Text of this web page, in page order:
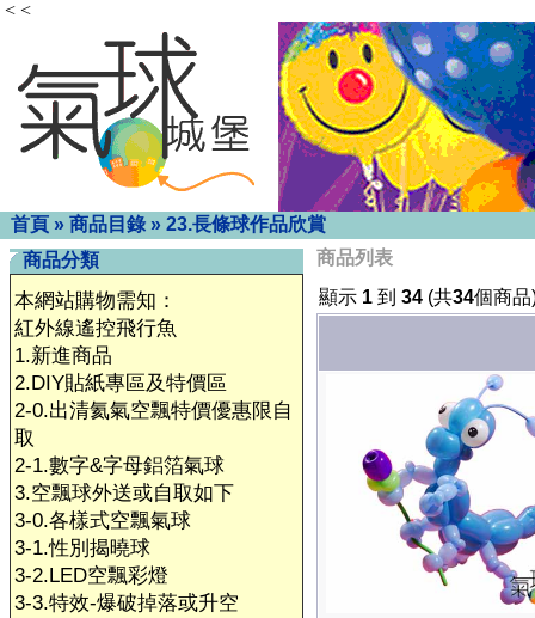
< <
首頁 » 商品目錄 » 23.長條球作品欣賞
商品分類
本網站購物需知：
紅外線遙控飛行魚
1.新進商品
2.DIY貼紙專區及特價區
2-0.出清氦氣空飄特價優惠限自
取
2-1.數字&字母鋁箔氣球
3.空飄球外送或自取如下
3-0.各樣式空飄氣球
3-1.性別揭曉球
3-2.LED空飄彩燈
3-3.特效-爆破掉落或升空
商品列表
顯示 1 到 34 (共34個商品